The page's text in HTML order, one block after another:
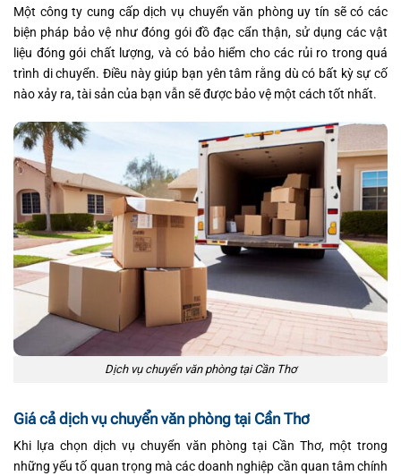
Một công ty cung cấp dịch vụ chuyển văn phòng uy tín sẽ có các
biện pháp bảo vệ như đóng gói đồ đạc cẩn thận, sử dụng các vật
liệu đóng gói chất lượng, và có bảo hiểm cho các rủi ro trong quá
trình di chuyển. Điều này giúp bạn yên tâm rằng dù có bất kỳ sự cố
nào xảy ra, tài sản của bạn vẫn sẽ được bảo vệ một cách tốt nhất.
Dịch vụ chuyển văn phòng tại Cần Thơ
Giá cả dịch vụ chuyển văn phòng tại Cần Thơ
Khi lựa chọn dịch vụ chuyển văn phòng tại Cần Thơ, một trong
những yếu tố quan trọng mà các doanh nghiệp cần quan tâm chính